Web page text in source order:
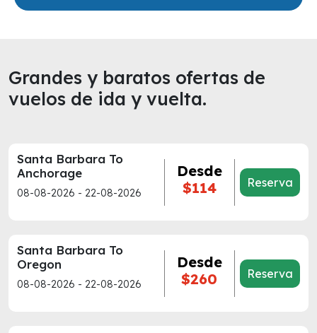
Grandes y baratos ofertas de
vuelos de ida y vuelta.
Santa Barbara To
Anchorage
08-08-2026 - 22-08-2026
Desde
$114
Reserva
Santa Barbara To
Oregon
08-08-2026 - 22-08-2026
Desde
$260
Reserva